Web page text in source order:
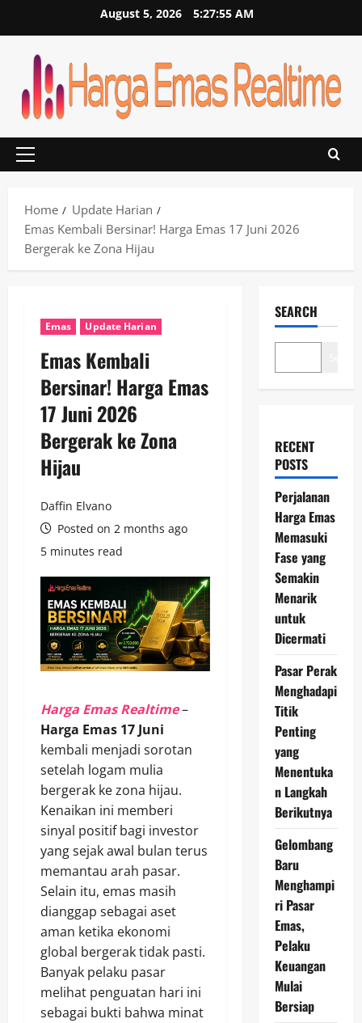
August 5, 2026 5:27:56 AM
Primary
Home
Update Harian
Emas Kembali Bersinar! Harga Emas 17 Juni 2026
Bergerak ke Zona Hijau
Emas Update Harian
Emas Kembali
Bersinar! Harga Emas
17 Juni 2026
Bergerak ke Zona
Hijau
Daffin Elvano
Posted on 2 months ago
5 minutes read
Harga Emas Realtime–
Harga Emas 17 Juni
kembali menjadi sorotan
setelah logam mulia
bergerak ke zona hijau.
Kenaikan ini memberi
sinyal positif bagi investor
yang sejak awal bulan terus
memantau arah pasar.
Selain itu, emas masih
dianggap sebagai aset
aman ketika ekonomi
global bergerak tidak pasti.
Banyak pelaku pasar
melihat penguatan hari ini
sebagai bukti bahwa minat
SEARCH
RECENT
POSTS
Perjalanan
Harga Emas
Memasuki
Fase yang
Semakin
Menarik
untuk
Dicermati
Pasar Perak
Menghadapi
Titik
Penting
yang
Menentuka
n Langkah
Berikutnya
Gelombang
Baru
Menghampi
ri Pasar
Emas,
Pelaku
Keuangan
Mulai
Bersiap